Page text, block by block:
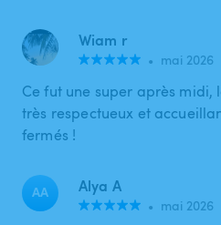
Wiam r
• mai 2026
Ce fut une super après midi,
très respectueux et
fermés !
AA Alya A
• mai 2026